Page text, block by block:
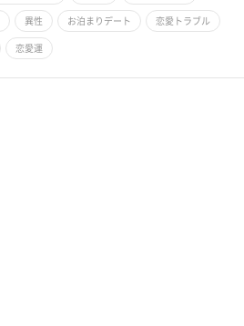
異性 お泊まりデート 恋愛トラブル
恋愛運